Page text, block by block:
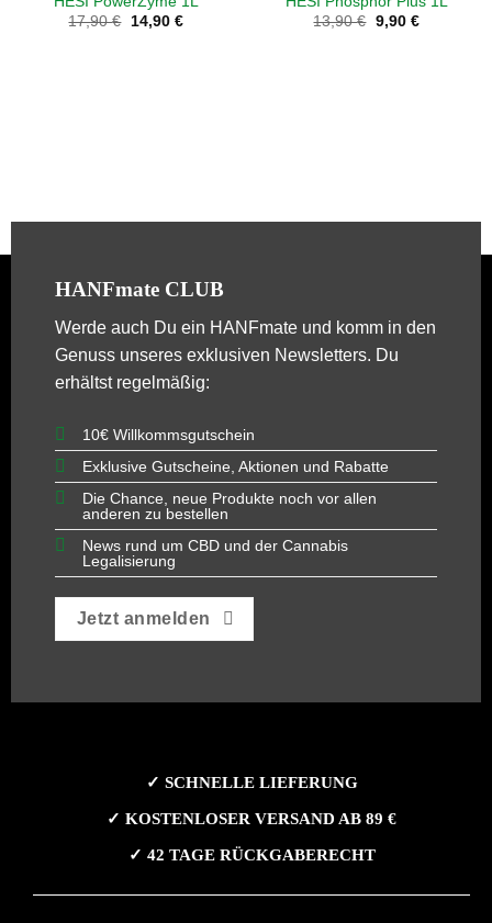
17,90€
Ursprünglicher
14,90 €Aktueller
13,90€ Ursprünglicher
9,90 €Aktueller
HANFmate CLUB
Werde auch Du ein HANFmateund komm in den
Genuss unseres exklusiven Newsletters. Du
erhältst regelmäßig:
10€ Willkommsgutschein
Exklusive Gutscheine, Aktionen und Rabatte
Die Chance, neue Produkte noch vor allen
anderen zu bestellen
News rund um CBD und der Cannabis
Legalisierung
Jetzt anmelden
✓ SCHNELLE LIEFERUNG
✓ KOSTENLOSER VERSAND AB 89 €
✓ 42 TAGE RÜCKGABERECHT